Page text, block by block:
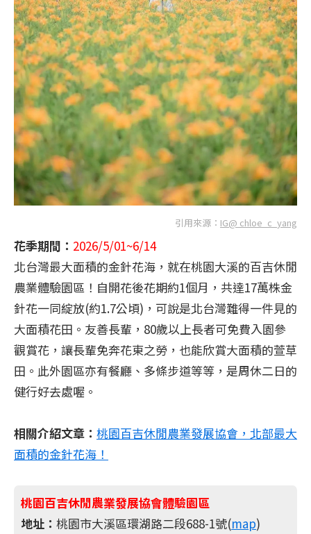
引用來源： IG@ chloe_c_yang
花季期間： 2026/5/01~6/14
北台灣最大面積的金針花海，就在桃園大溪的百吉休閒
農業體驗園區！自開花後花期約1個月，共達17萬株金
針花一同綻放(約1.7公頃)，可說是北台灣難得一件見的
大面積花田。友善長輩，80歲以上長者可免費入園參
觀賞花，讓長輩免奔花東之勞，也能欣賞大面積的萱草
田。此外園區亦有餐廳、多條步道等等，是周休二日的
健行好去處喔。
相關介紹文章： 桃園百吉休閒農業發展協會，北部最大
面積的金針花海！
桃園百吉休閒農業發展協會體驗園區
地址： 桃園市大溪區環湖路二段688-1號(map)